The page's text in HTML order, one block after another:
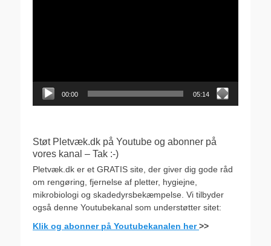
00:00 05:14
Støt Pletvæk.dk på Youtube og abonner på
vores kanal – Tak :-)
Pletvæk.dk er et GRATIS site, der giver dig gode råd
om rengøring, fjernelse af pletter, hygiejne,
mikrobiologi og skadedyrsbekæmpelse. Vi tilbyder
også denne Youtubekanal som understøtter sitet:
Klik og abonner på Youtubekanalen her>>